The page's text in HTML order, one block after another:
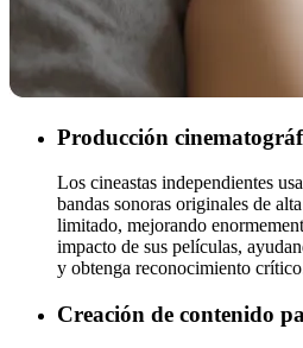
Producción
Los cineastas independientes
bandas sonoras originales de
limitado, mejorando
impacto de sus películas,
y obtenga reconocimiento
Creación de contenido